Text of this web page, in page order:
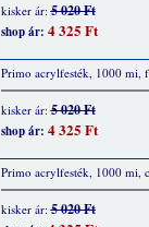
kisker ár:5 020 Ft
shop ár: 4 325 Ft
Primo acrylfesték, 1000 mi,
kisker ár:5 020 Ft
shop ár: 4 325 Ft
Primo acrylfesték, 1000 mi,
kisker ár:5 020 Ft